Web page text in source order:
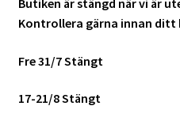
Butiken är stängd när vi är
Kontrollera gärna innan ditt
Fre 31/7 Stängt
17-21/8 Stängt